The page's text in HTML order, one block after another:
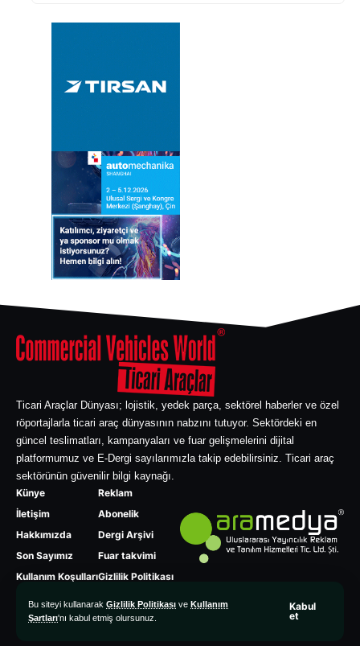
Bu siteyi kullanarak Gizlilik Politikası ve Kullanım
Şartları'nı kabul etmiş olursunuz.
Kabul
et
Ticari Araçlar Dünyası; lojistik, yedek parça, sektörel haberler ve özel
röportajlarla ticari araç dünyasının nabzını tutuyor. Sektördeki en
güncel teslimatları, kampanyaları ve fuar gelişmelerini dijital
platformumuz ve E-Dergi sayılarımızla takip edebilirsiniz. Ticari araç
sektörünün güvenilir bilgi kaynağı.
Künye
İletişim
Hakkımızda
Son Sayımız
Kullanım Koşulları
Reklam
Abonelik
Dergi Arşivi
Fuar takvimi
Gizlilik Politikası